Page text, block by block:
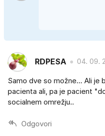
RDPESA 04. 09.
Samo dve so možne... Ali je
pacienta ali, pa je pacient
socialnem omrežju..
Odgovori